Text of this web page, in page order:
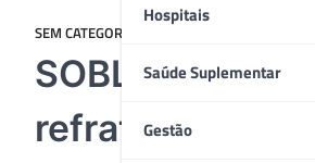
Hospitais
Saúde Suplementar
Gestão
SEM CATEGORIA
SOBLEC
refratometria